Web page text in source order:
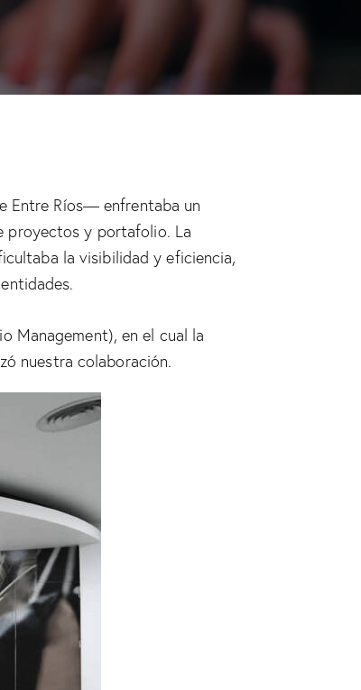
Entre Ríos— enfrentaba un
proyectos y portafolio. La
la visibilidad y eficiencia,
Management), en el cual la
nuestra colaboración.